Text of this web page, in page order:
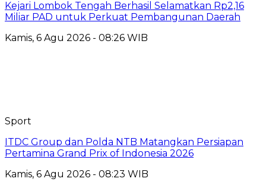
Kejari Lombok Tengah Berhasil Selamatkan Rp2,16
Miliar PAD untuk Perkuat Pembangunan Daerah
Kamis, 6 Agu 2026 - 08:26 WIB
Sport
ITDC Group dan Polda NTB Matangkan Persiapan
Pertamina Grand Prix of Indonesia 2026
Kamis, 6 Agu 2026 - 08:23 WIB